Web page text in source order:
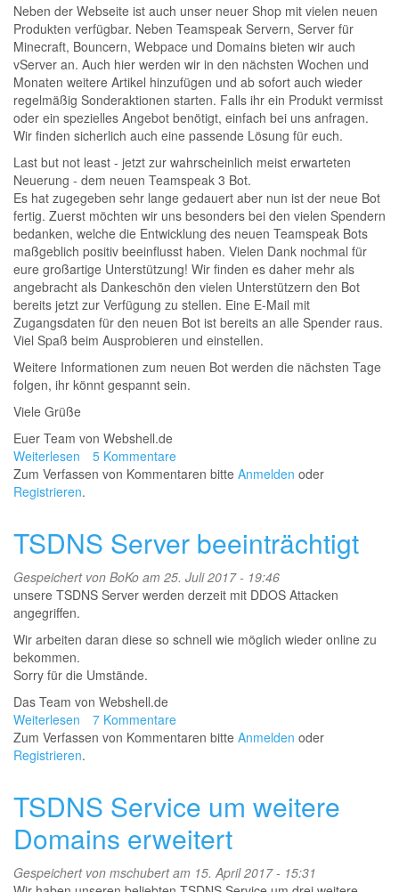
Neben der Webseite ist auch unser neuer Shop mit vielen neuen
Produkten verfügbar. Neben Teamspeak Servern, Server für
Minecraft, Bouncern, Webpace und Domains bieten wir auch
vServer an. Auch hier werden wir in den nächsten Wochen und
Monaten weitere Artikel hinzufügen und ab sofort auch wieder
regelmäßig Sonderaktionen starten. Falls ihr ein Produkt vermisst
oder ein spezielles Angebot benötigt, einfach bei uns anfragen.
Wir finden sicherlich auch eine passende Lösung für euch.
Last but not least - jetzt zur wahrscheinlich meist erwarteten
Neuerung - dem neuen Teamspeak 3 Bot.
Es hat zugegeben sehr lange gedauert aber nun ist der neue Bot
fertig. Zuerst möchten wir uns besonders bei den vielen Spendern
bedanken, welche die Entwicklung des neuen Teamspeak Bots
maßgeblich positiv beeinflusst haben. Vielen Dank nochmal für
eure großartige Unterstützung! Wir finden es daher mehr als
angebracht als Dankeschön den vielen Unterstützern den Bot
bereits jetzt zur Verfügung zu stellen. Eine E-Mail mit
Zugangsdaten für den neuen Bot ist bereits an alle Spender raus.
Viel Spaß beim Ausprobieren und einstellen.
Weitere Informationen zum neuen Bot werden die nächsten Tage
folgen, ihr könnt gespannt sein.
Viele Grüße
Euer Team von Webshell.de
Weiterlesen über
Webshell
2.0
Webseite
neuer
Shop
neuer
3
5 Kommentare
Zum Verfassen von Kommentaren bitte Anmelden oder
Registrieren.
TSDNS Server beeinträchtigt
Gespeichert von BoKo am 25. Juli 2017 - 19:46
unsere TSDNS Server werden derzeit mit DDOS Attacken
angegriffen.
Wir arbeiten daran diese so schnell wie möglich wieder online zu
bekommen.
Sorry für die Umstände.
Das Team von Webshell.de
Weiterlesen über
TSDNS
Server
7 Kommentare
Zum Verfassen von Kommentaren bitte Anmelden oder
Registrieren.
TSDNS Service um weitere
Domains erweitert
Gespeichert von mschubertam 15. April 2017 - 15:31